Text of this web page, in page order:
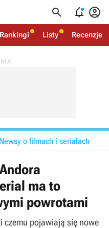
  
Rankingi Listy Recenzje
Newsy o filmach i serialach
ma to
powrotami
czemu pojawiają się nowe